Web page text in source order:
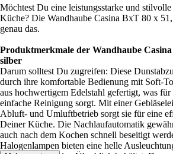
Möchtest Du eine leistungsstarke und
Küche? Die Wandhaube Casina BxT 80 x
genau das.
Produktmerkmale der Wandhaube
silber
Darum solltest Du zugreifen: Diese
durch ihre komfortable Bedienung mit Soft-
aus hochwertigem Edelstahl gefertigt, was
einfache Reinigung sorgt. Mit einer
Abluft- und Umluftbetrieb sorgt sie für eine
Deiner Küche. Die Nachlaufautomatik
auch nach dem Kochen schnell beseitigt
Halogenlampen bieten eine helle